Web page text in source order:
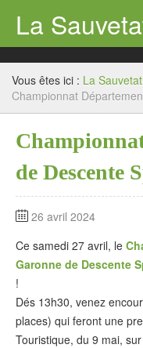
La
Accueil
Mairie
Archives
Contact
Vous êtes ici : La
Championnat
de Descente
26 avril 2024
Ce samedi 27 avril, le
Garonne de Descente
!
Dés 13h30, venez
places) qui feront une
Touristique, du 9 mai,